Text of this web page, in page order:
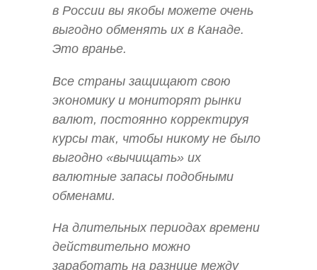
в России вы якобы можете очень
выгодно обменять их в Канаде.
Это вранье.
Все страны защищают свою
экономику и мониторят рынки
валют, постоянно корректируя
курсы так, чтобы никому не было
выгодно «вычищать» их
валютные запасы подобными
обменами.
На длительных периодах времени
действительно можно
заработать на разнице между